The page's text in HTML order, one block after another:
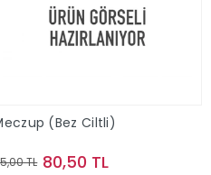
(Bez Ciltli)
TL 80,50 TL